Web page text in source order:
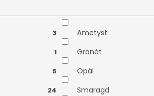
3 Ametyst
1 Granát
5 Opál
24 Smaragd